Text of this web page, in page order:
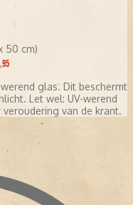
50 cm)
glas. Dit beschermt
Let wel: UV-werend
van de krant.